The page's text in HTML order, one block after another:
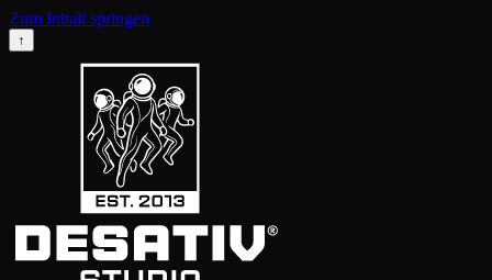
Zum Inhalt springen
↑